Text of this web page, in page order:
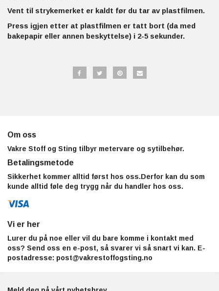
Vent til strykemerket er kaldt før du tar av plastfilmen.
Press igjen etter at plastfilmen er tatt bort (da med
bakepapir eller annen beskyttelse) i 2-5 sekunder.
Om oss
Vakre Stoff og Sting tilbyr metervare og sytilbehør.
Betalingsmetode
Sikkerhet kommer alltid først hos oss.Derfor kan du som
kunde alltid føle deg trygg når du handler hos oss.
Vi er her
Lurer du på noe eller vil du bare komme i kontakt med
oss? Send oss en e-post, så svarer vi så snart vi kan. E-
postadresse: post@vakrestoffogsting.no